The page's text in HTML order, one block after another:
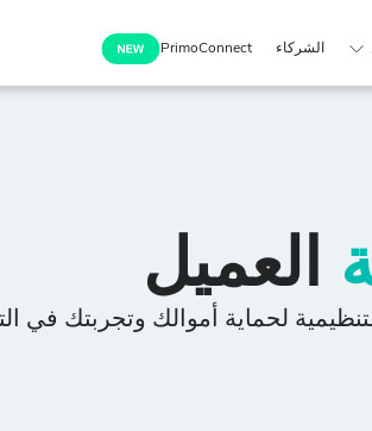
الشركاء PrimoConnect
العميل
لحماية أموالك وتجربتك في